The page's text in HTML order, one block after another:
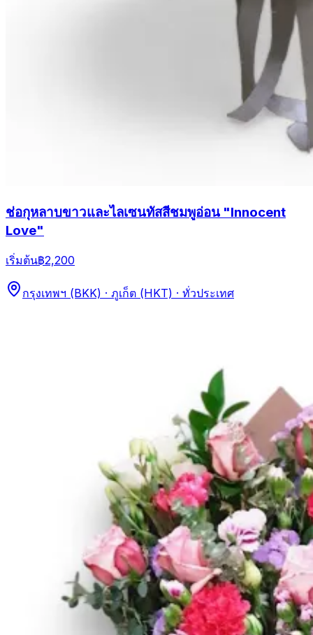
ช่อกุหลาบขาวและไลเซนทัสสีชมพูอ่อน "Innocent
Love"
เริ่มต้น฿2,200
กรุงเทพฯ (BKK) · ภูเก็ต (HKT) · ทั่วประเทศ